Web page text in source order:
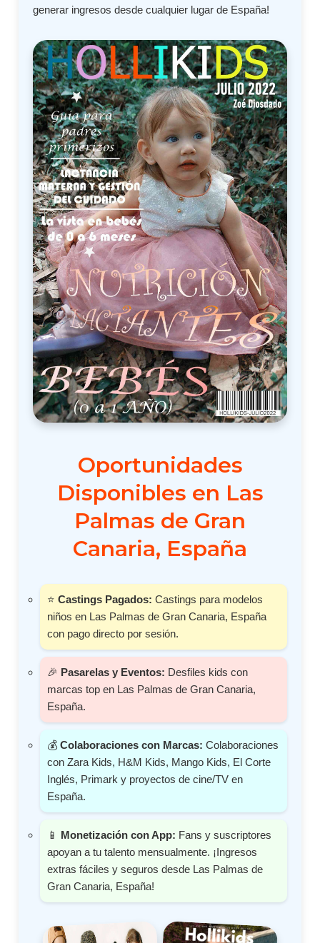
generar ingresos desde cualquier lugar de España!
Oportunidades
Disponibles en Las
Palmas de Gran
Canaria, España
⭐Castings Pagados: Castings para modelos
niños en Las Palmas de Gran Canaria, España
con pago directo por sesión.
🎉 Pasarelas y Eventos: Desfiles kids con
marcas top en Las Palmas de Gran Canaria,
España.
💰Colaboraciones con Marcas: Colaboraciones
con Zara Kids, H&M Kids, Mango Kids, El Corte
Inglés, Primark y proyectos de cine/TV en
España.
📱 Monetización con App: Fans y suscriptores
apoyan a tu talento mensualmente. ¡Ingresos
extras fáciles y seguros desde Las Palmas de
Gran Canaria, España!